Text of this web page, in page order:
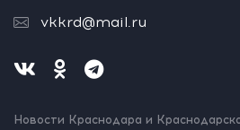
vkkrd@mail.ru
Новости Краснодара и